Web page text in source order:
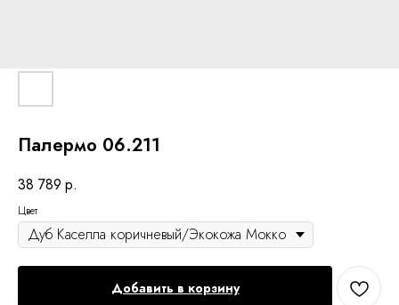
Палермо 06.211
38 789 р.
Цвет
Добавить в корзину